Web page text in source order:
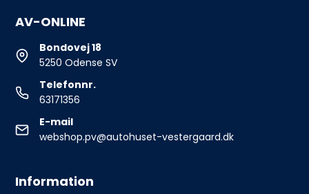
AV-ONLINE
Bondovej 18
5250 Odense SV
Telefonnr.
63171356
E-mail
webshop.pv@autohuset-vestergaard.dk
Information